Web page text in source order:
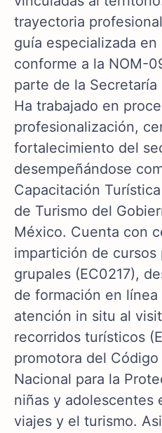
trayectoria
guía especializada
conforme a la NOM-
parte de la Secretaría
Ha trabajado en
profesionalización,
fortalecimiento del
desempeñándose
Capacitación
de Turismo del
México. Cuenta con
impartición de cursos
grupales (EC0217),
de formación en
atención in situ al
recorridos turísticos
promotora del
Nacional para la
niñas y adolescentes
viajes y el turismo.